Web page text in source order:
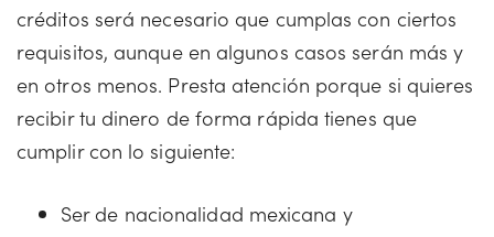
créditos será necesario que cumplas con ciertos
requisitos, aunque en algunos casos serán más y
en otros menos. Presta atención porque si quieres
recibir tu dinero de forma rápida tienes que
cumplir con lo siguiente:
Ser de nacionalidad mexicana y